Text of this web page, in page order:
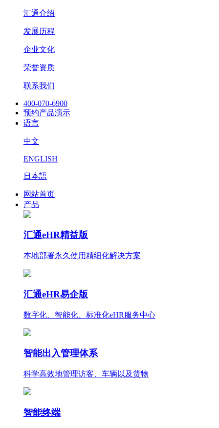
汇通介绍
发展历程
企业文化
荣誉资质
联系我们
400-070-6900
预约产品演示
语言
中文
ENGLISH
日本語
网站首页
产品
汇通eHR精益版
本地部署永久使用精细化解决方案
汇通eHR易企版
数字化、智能化、标准化eHR服务中心
智能出入管理体系
科学高效地管理访客、车辆以及货物
智能终端